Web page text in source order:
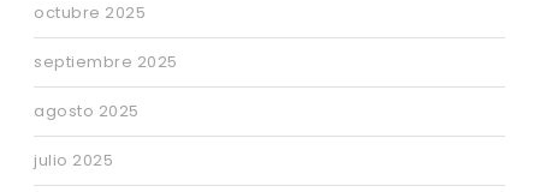
octubre 2025
septiembre 2025
agosto 2025
julio 2025